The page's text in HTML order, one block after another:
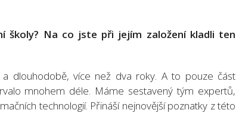
školy? Na co jste při jejím založení kladli ten
dlouhodobě, více než dva roky. A to pouze část
mnohem déle. Máme sestavený tým expertů,
technologií. Přináší nejnovější poznatky z této